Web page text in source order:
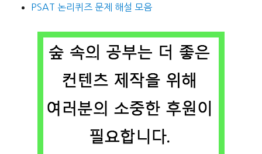
PSAT 논리퀴즈 문제 해설 모음